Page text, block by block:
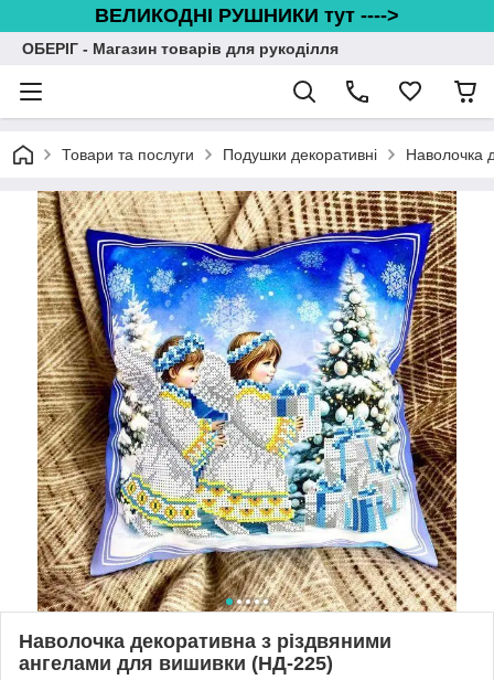
ВЕЛИКОДНІ РУШНИКИ тут ---->
ОБЕРІГ - Магазин товарів для рукоділля
Товари та послуги Подушки декоративні Наволочка
Наволочка декоративна з різдвяними
ангелами для вишивки (НД-225)